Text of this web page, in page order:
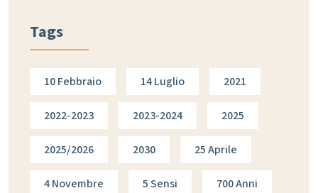
Tags
10 Febbraio 14 Luglio 2021
2022-2023 2023-2024 2025
2025/2026 2030 25 Aprile
4 Novembre 5 Sensi 700 Anni